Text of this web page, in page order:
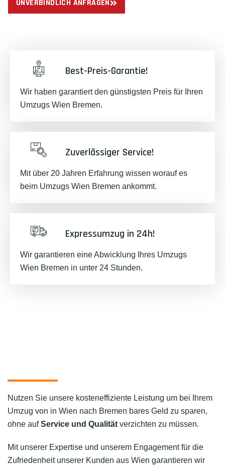
UNVERBINDLICH ANFRAGEN
Best-Preis-Garantie!
Wir haben garantiert den günstigsten Preis für Ihren
Umzugs Wien Bremen.
Zuverlässiger Service!
Mit über 20 Jahren Erfahrung wissen worauf es
beim Umzugs Wien Bremen ankommt.
Expressumzug in 24h!
Wir garantieren eine Abwicklung Ihres Umzugs
Wien Bremen in unter 24 Stunden.
Nutzen Sie unsere kosteneffiziente Leistung um bei Ihrem
Umzug von in Wien nach Bremen bares Geld zu sparen,
ohne aufService und Qualität verzichten zu müssen.
Mit unserer Expertise und unserem Engagement für die
Zufriedenheit unserer Kunden aus Wien garantieren wir